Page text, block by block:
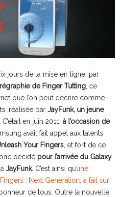
jours de la mise en ligne, par
de Finger Tutting, ce
que l’on peut décrire comme
réalisée par JayFunk, un jeune
C’était en juin 2011, à l’occasion de
avait fait appel aux talents
Your Fingers, et fort de ce
décidé pour l’arrivée du Galaxy
JayFunk. C’est ainsi qu’une
: Next Generation, a fait sur
de tous. Outre la nouvelle